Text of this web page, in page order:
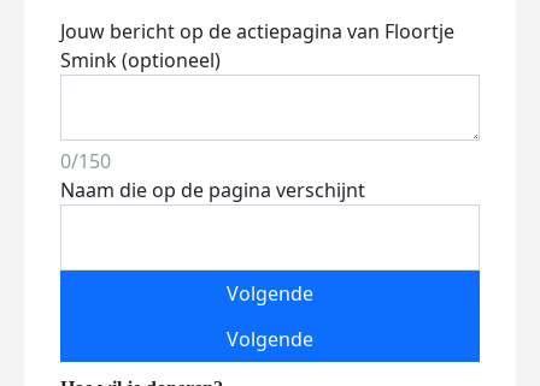
Jouw bericht op de actiepagina van Floortje
Smink (optioneel)
0/150
Naam die op de pagina verschijnt
Volgende
Volgende